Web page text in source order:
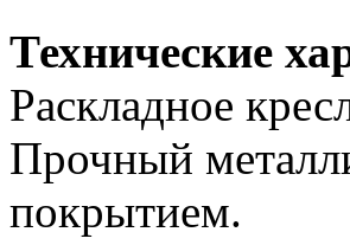
Технические
Раскладное
Прочный
покрытием.